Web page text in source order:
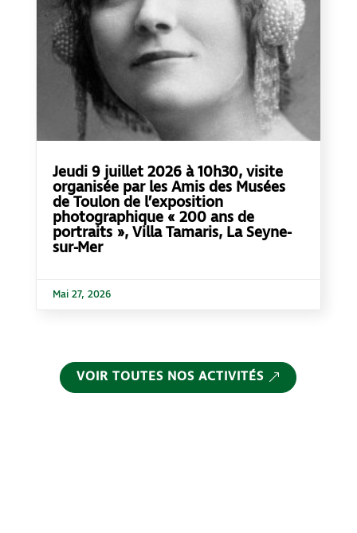
Jeudi 9 juillet 2026 à 10h30, visite
organisée par les Amis des Musées
de Toulon de l’exposition
photographique « 200 ans de
portraits », Villa Tamaris, La Seyne-
sur-Mer
Mai 27, 2026
VOIR TOUTES NOS ACTIVITÉS